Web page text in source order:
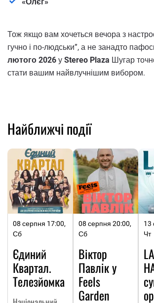
Тож якщо вам хочеться вечора з
гучно і по-людськи”, а не занадто
лютого 2026 у Stereo Plaza Шугар
стати вашим найвлучнішим вибором.
Найближчі події
08 серпня 17:00,
Сб
Єдиний
Квартал.
Телезйомка
08 серпня 20:00,
Сб
Віктор
Павлік у
Feels
Garden
13
Чт